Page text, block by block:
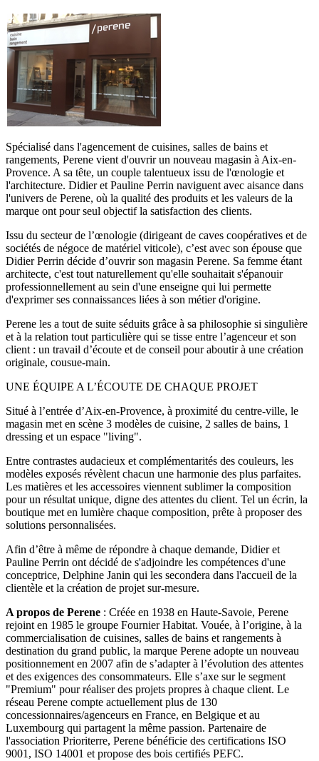
Spécialisé dans l'agencement de cuisines, salles de bains et
rangements, Perene vient d'ouvrir un nouveau magasin à Aix-en-
Provence. A sa tête, un couple talentueux issu de l'œnologie et
l'architecture. Didier et Pauline Perrin naviguent avec aisance dans
l'univers de Perene, où la qualité des produits et les valeurs de la
marque ont pour seul objectif la satisfaction des clients.
Issu du secteur de l’œnologie (dirigeant de caves coopératives et de
sociétés de négoce de matériel viticole), c’est avec son épouse que
Didier Perrin décide d’ouvrir son magasin Perene. Sa femme étant
architecte, c'est tout naturellement qu'elle souhaitait s'épanouir
professionnellement au sein d'une enseigne qui lui permette
d'exprimer ses connaissances liées à son métier d'origine.
Perene les a tout de suite séduits grâce à sa philosophie si singulière
et à la relation tout particulière qui se tisse entre l’agenceur et son
client : un travail d’écoute et de conseil pour aboutir à une création
originale, cousue-main.
UNE ÉQUIPE A L’ÉCOUTE DE CHAQUE PROJET
Situé à l’entrée d’Aix-en-Provence, à proximité du centre-ville, le
magasin met en scène 3 modèles de cuisine, 2 salles de bains, 1
dressing et un espace "living".
Entre contrastes audacieux et complémentarités des couleurs, les
modèles exposés révèlent chacun une harmonie des plus parfaites.
Les matières et les accessoires viennent sublimer la composition
pour un résultat unique, digne des attentes du client. Tel un écrin, la
boutique met en lumière chaque composition, prête à proposer des
solutions personnalisées.
Afin d’être à même de répondre à chaque demande, Didier et
Pauline Perrin ont décidé de s'adjoindre les compétences d'une
conceptrice, Delphine Janin qui les secondera dans l'accueil de la
clientèle et la création de projet sur-mesure.
A propos de Perene : Créée en 1938 en Haute-Savoie, Perene
rejoint en 1985 le groupe Fournier Habitat. Vouée, à l’origine, à la
commercialisation de cuisines, salles de bains et rangements à
destination du grand public, la marque Perene adopte un nouveau
positionnement en 2007 afin de s’adapter à l’évolution des attentes
et des exigences des consommateurs. Elle s’axe sur le segment
"Premium" pour réaliser des projets propres à chaque client. Le
réseau Perene compte actuellement plus de 130
concessionnaires/agenceurs en France, en Belgique et au
Luxembourg qui partagent la même passion. Partenaire de
l'association Prioriterre, Perene bénéficie des certifications ISO
9001, ISO 14001 et propose des bois certifiés PEFC.